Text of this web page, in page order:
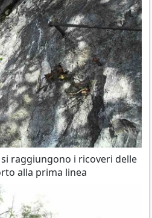
raggiungono i ricoveri delle
alla prima linea